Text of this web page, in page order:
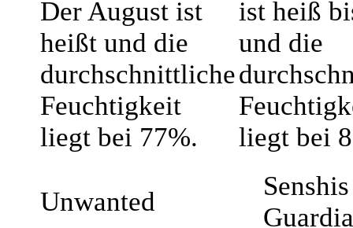
Der August ist
heißt und die
durchschnittliche
Feuchtigkeit
liegt bei 77%.
ist heiß
und die
liegt bei
Unwanted